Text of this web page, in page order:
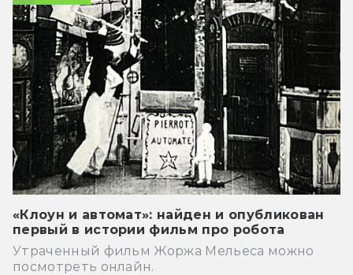
«Клоун и автомат»: найден и опубликован
первый в истории фильм про робота
Утраченный фильм Жоржа Мельеса можно
посмотреть онлайн.